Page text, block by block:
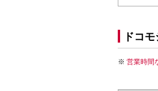
ドコ
営業時間